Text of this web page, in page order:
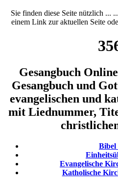
Sie finden diese Seite nützlich ...
einem Link zur aktuellen Seite
Gesangbuch
Gesangbuch und
evangelischen und
mit Liednummer,
Bibel
Evangelische
Katholische